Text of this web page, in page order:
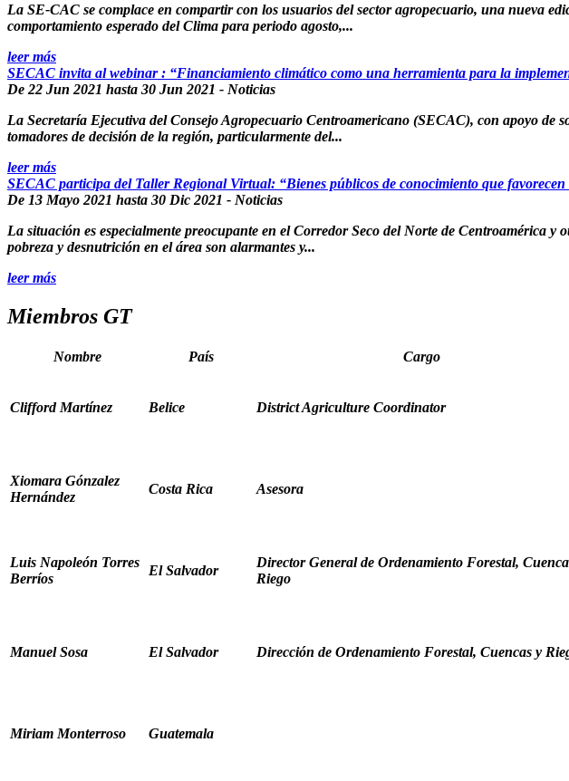
La SE-CAC se complace en compartir con los usuarios del sector agropecuario, una nueva
comportamiento esperado del Clima para periodo agosto,...
leer más
SECAC invita al webinar : “Financiamiento climático como una herramienta para la
De 22 Jun 2021 hasta 30 Jun 2021 - Noticias
La Secretaría Ejecutiva del Consejo Agropecuario Centroamericano (SECAC), con apoyo de
tomadores de decisión de la región, particularmente del...
leer más
SECAC participa del Taller Regional Virtual: “Bienes públicos de conocimiento que
De 13 Mayo 2021 hasta 30 Dic 2021 - Noticias
La situación es especialmente preocupante en el Corredor Seco del Norte de Centroamérica
pobreza y desnutrición en el área son alarmantes y...
leer más
Miembros GT
Nombre País Cargo
Clifford Martínez Belice District Agriculture Coordinator
Xiomara Gónzalez
Hernández
Costa Rica Asesora
Luis Napoleón Torres
Berríos
El Salvador
Director General de Ordenamiento Forestal,
Riego
Manuel Sosa El Salvador Dirección de Ordenamiento Forestal, Cuencas y
Miriam Monterroso Guatemala